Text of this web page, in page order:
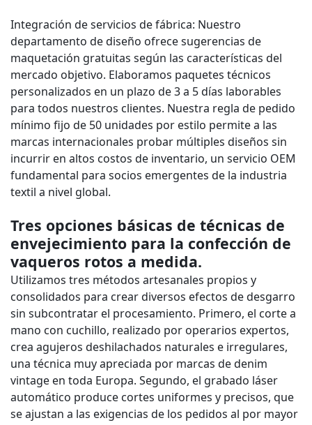
Integración de servicios de fábrica: Nuestro
departamento de diseño ofrece sugerencias de
maquetación gratuitas según las características del
mercado objetivo. Elaboramos paquetes técnicos
personalizados en un plazo de 3 a 5 días laborables
para todos nuestros clientes. Nuestra regla de pedido
mínimo fijo de 50 unidades por estilo permite a las
marcas internacionales probar múltiples diseños sin
incurrir en altos costos de inventario, un servicio OEM
fundamental para socios emergentes de la industria
textil a nivel global.
Tres opciones básicas de técnicas de
envejecimiento para la confección de
vaqueros rotos a medida.
Utilizamos tres métodos artesanales propios y
consolidados para crear diversos efectos de desgarro
sin subcontratar el procesamiento. Primero, el corte a
mano con cuchillo, realizado por operarios expertos,
crea agujeros deshilachados naturales e irregulares,
una técnica muy apreciada por marcas de denim
vintage en toda Europa. Segundo, el grabado láser
automático produce cortes uniformes y precisos, que
se ajustan a las exigencias de los pedidos al por mayor